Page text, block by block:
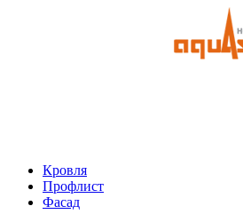
Кровля
Профлист
Фасад